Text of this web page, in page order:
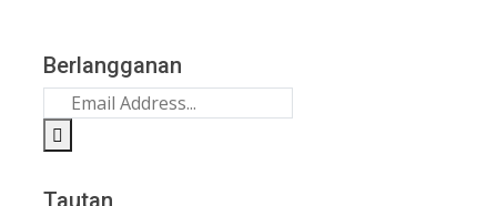
Berlangganan
Tautan